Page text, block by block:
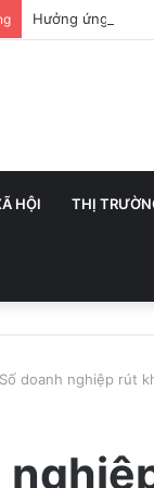
Hưởng ứng Ngày
HỘI THỊ
Số doanh nghiệp rút